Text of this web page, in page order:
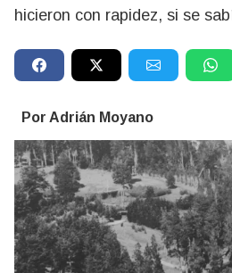
hicieron con rapidez, si se
Por Adrián Moyano